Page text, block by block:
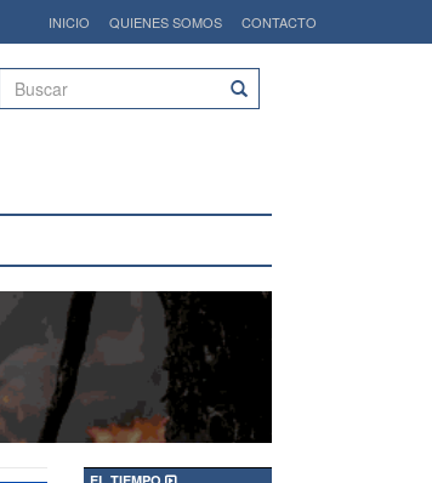
INICIO QUIENES SOMOS CONTACTO
Buscar